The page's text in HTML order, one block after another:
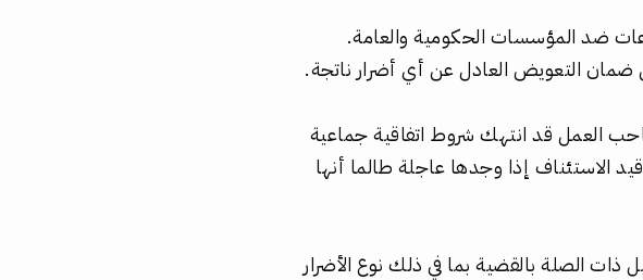
ضد المؤسسات الحكومية والعامة.
ضمان التعويض العادل عن أي أضرار ناتجة.
العمل قد انتهك شروط اتفاقية جماعية
الاستئناف إذا وجدها عاجلة طالما أنها
الصلة بالقضية بما في ذلك نوع الأضرار